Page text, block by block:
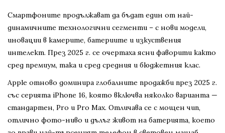
Смартфоните продължават да бъдат един от най-
динамичните технологични сегменти – с нови модели,
иновации в камерите, батериите и изкуствения
интелект. През 2025 г. се очертаха ясни фаворити както
сред премиум, така и сред средния и бюджетния клас.
Apple отново доминира глобалните продажби през 2025 г.
със серията iPhone 16, която включва няколко варианта —
стандартен, Pro и Pro Max. Отличава се с мощен чип,
отлично фото-ниво и дълъг живот на батерията, което